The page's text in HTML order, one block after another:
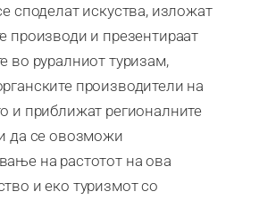
споделат искуства, изложат
производи и презентираат
во руралниот туризам,
производители на
и приближат регионалните
да се овозможи
на растотот на ова
и еко туризмот со